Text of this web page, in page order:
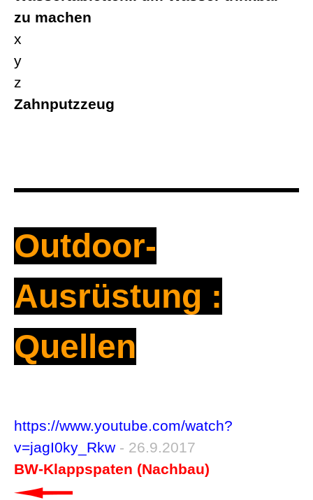
zu machen
x
y
z
Zahnputzzeug
Outdoor-
Ausrüstung :
Quellen
https://www.youtube.com/watch?
v=jagI0ky_Rkw - 26.9.2017
BW-Klappspaten (Nachbau)